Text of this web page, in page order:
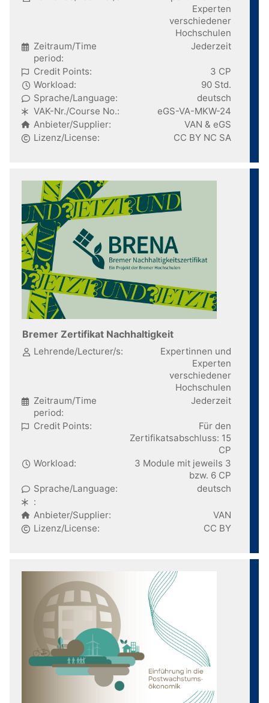
Experten
verschiedener
Hochschulen
Zeitraum/Time
period:
Jederzeit
Credit Points:
3 CP
Workload:
90 Std.
Sprache/Language:
deutsch
VAK-Nr./Course No.:
eGS-VA-MKW-24
Anbieter/Supplier:
VAN & eGS
Lizenz/License:
CC BY NC SA
Bremer Zertifikat Nachhaltigkeit
Lehrende/Lecturer/s:
Expertinnen und
Experten
verschiedener
Hochschulen
Zeitraum/Time
period:
Jederzeit
Credit Points:
Für den
Zertifikatsabschluss: 15
CP
Workload:
3 Module mit jeweils 3
bzw. 6 CP
Sprache/Language:
deutsch
:
Anbieter/Supplier:
VAN
Lizenz/License:
CC BY